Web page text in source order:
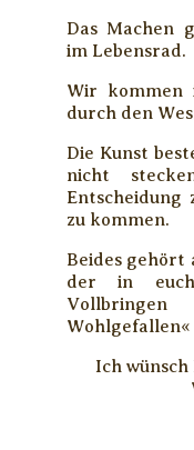
Das Machen
im Lebensrad.
Wir kommen
durch den
Die Kunst
nicht
zu kommen.
Beides gehört
der in
Wohlgefallen«
Ich